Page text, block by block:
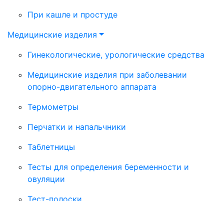
При кашле и простуде
Медицинские изделия
Гинекологические, урологические средства
Медицинские изделия при заболевании
опорно-двигательного аппарата
Термометры
Перчатки и напальчники
Таблетницы
Тесты для определения беременности и
овуляции
Тест-полоски